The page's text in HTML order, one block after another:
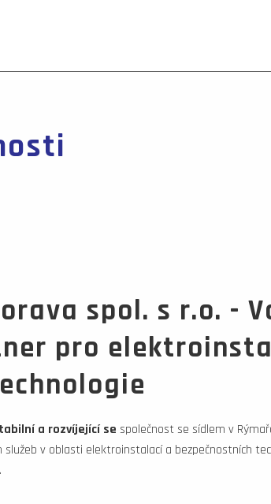
spol. s r.o. -
pro
a rozvíjející se společnost se sídlem v
v oblasti elektroinstalací a bezpečnostních